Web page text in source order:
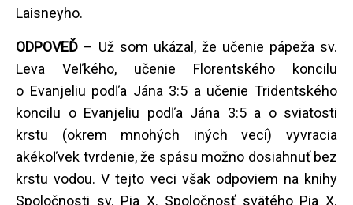
Laisneyho.
ODPOVEĎ – Už som ukázal, že učenie pápeža sv.
Leva Veľkého, učenie Florentského koncilu
o Evanjeliu podľa Jána 3:5 a učenie Tridentského
koncilu o Evanjeliu podľa Jána 3:5 a o sviatosti
krstu (okrem mnohých iných vecí) vyvracia
akékoľvek tvrdenie, že spásu možno dosiahnuť bez
krstu vodou. V tejto veci však odpoviem na knihy
Spoločnosti sv. Pia X. Spoločnosť svätého Pia X.